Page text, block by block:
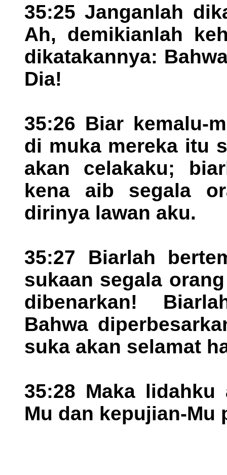
35:25 Janganlah
Ah, demikianlah
dikatakannya:
Dia!
35:26 Biar kemalu-
di muka mereka itu
akan celakaku;
kena aib segala
dirinya lawan aku.
35:27 Biarlah
sukaan segala
dibenarkan!
Bahwa
suka akan selamat
35:28 Maka lidahku
Mu dan kepujian-Mu